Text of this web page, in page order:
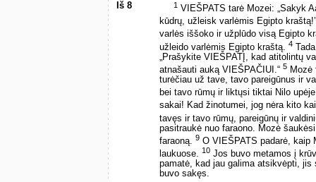
Iš 8 1 VIEŠPATS tarė Mozei: „Sakyk
kūdrų, užleisk varlėmis Egipto
varlės iššoko ir užplūdo visą Egipto
užleido varlėmis Egipto kraštą. 4
„Prašykite VIEŠPATĮ, kad atitolintų
atnašauti auką VIEŠPAČIUI.“ 5 Mozė
turėčiau už tave, tavo pareigūnus ir
bei tavo rūmų ir liktųsi tiktai Nilo
sakai! Kad žinotumei, jog nėra kito
tavęs ir tavo rūmų, pareigūnų ir
pasitraukė nuo faraono. Mozė
faraoną. 9 O VIEŠPATS padarė, kaip
laukuose. 10 Jos buvo metamos į
pamatė, kad jau galima atsikvėpti,
buvo sakęs.